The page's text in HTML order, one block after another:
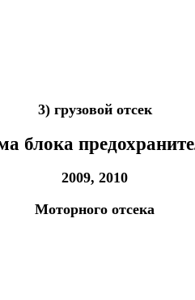
3) грузовой отсек
блока
2009, 2010
Моторного отсека